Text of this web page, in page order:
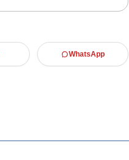
WhatsApp